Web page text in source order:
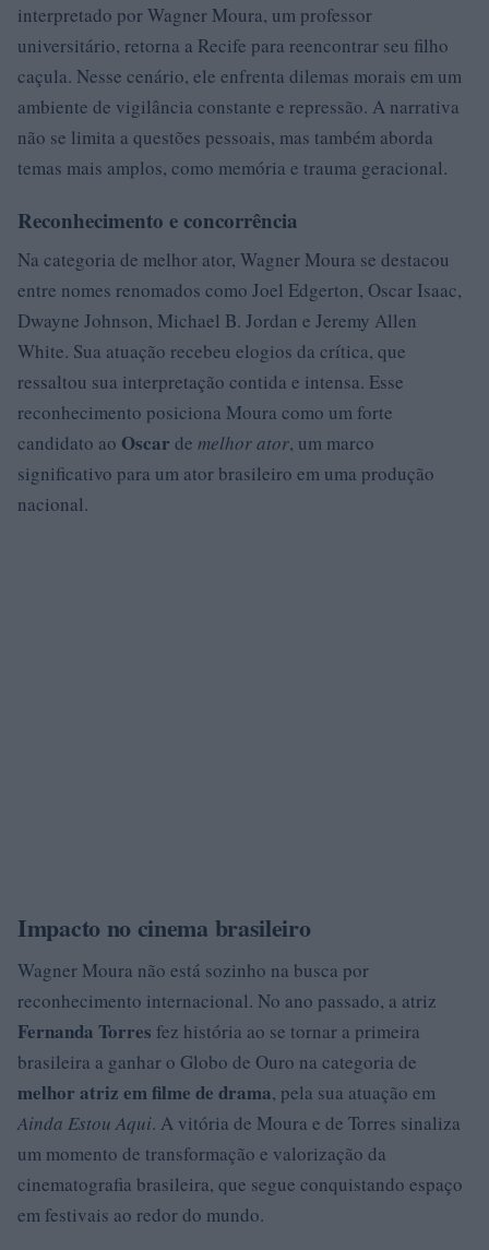
interpretado por Wagner Moura, um professor
universitário, retorna a Recife para reencontrar seu filho
caçula. Nesse cenário, ele enfrenta dilemas morais em um
ambiente de vigilância constante e repressão. A narrativa
não se limita a questões pessoais, mas também aborda
temas mais amplos, como memória e trauma geracional.
Reconhecimento e concorrência
Na categoria de melhor ator, Wagner Moura se destacou
entre nomes renomados como Joel Edgerton, Oscar Isaac,
Dwayne Johnson, Michael B. Jordan e Jeremy Allen
White. Sua atuação recebeu elogios da crítica, que
ressaltou sua interpretação contida e intensa. Esse
reconhecimento posiciona Moura como um forte
candidato ao Oscar de melhor ator, um marco
significativo para um ator brasileiro em uma produção
nacional.
Impacto no cinema brasileiro
Wagner Moura não está sozinho na busca por
reconhecimento internacional. No ano passado, a atriz
Fernanda Torres fez história ao se tornar a primeira
brasileira a ganhar o Globo de Ouro na categoria de
melhor atriz em filme de drama, pela sua atuação em
Ainda Estou Aqui. A vitória de Moura e de Torres sinaliza
um momento de transformação e valorização da
cinematografia brasileira, que segue conquistando espaço
em festivais ao redor do mundo.